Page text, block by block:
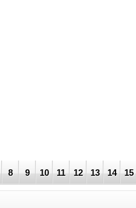
8 9 10 11 12 13 14 15